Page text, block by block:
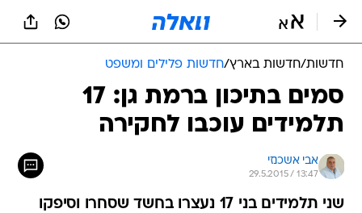
חדשות/חדשות בארץ/חדשות פלילים ומשפט
סמים בתיכון ברמת גן: 17
תלמידים עוכבו לחקירה
אבי אשכנזי
29.5.2015 / 13:47
שני תלמידים בני 17 נעצרו בחשד שסחרו וסיפקו